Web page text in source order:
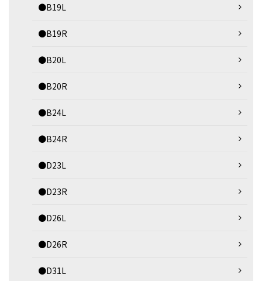
●B19L
●B19R
●B20L
●B20R
●B24L
●B24R
●D23L
●D23R
●D26L
●D26R
●D31L